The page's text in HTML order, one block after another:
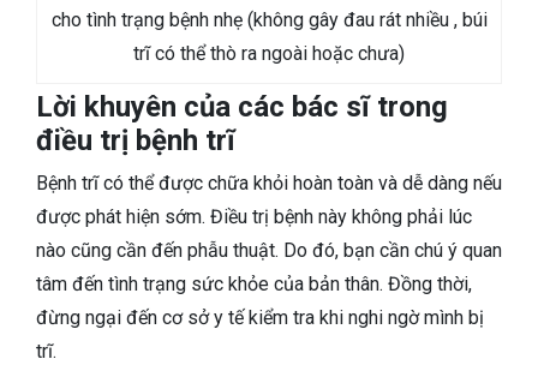
cho tình trạng bệnh nhẹ (không gây đau rát nhiều , búi
trĩ có thể thò ra ngoài hoặc chưa)
Lời khuyên của các bác sĩ trong
điều trị bệnh trĩ
Bệnh trĩ có thể được chữa khỏi hoàn toàn và dễ dàng nếu
được phát hiện sớm. Điều trị bệnh này không phải lúc
nào cũng cần đến phẫu thuật. Do đó, bạn cần chú ý quan
tâm đến tình trạng sức khỏe của bản thân. Đồng thời,
đừng ngại đến cơ sở y tế kiểm tra khi nghi ngờ mình bị
trĩ.